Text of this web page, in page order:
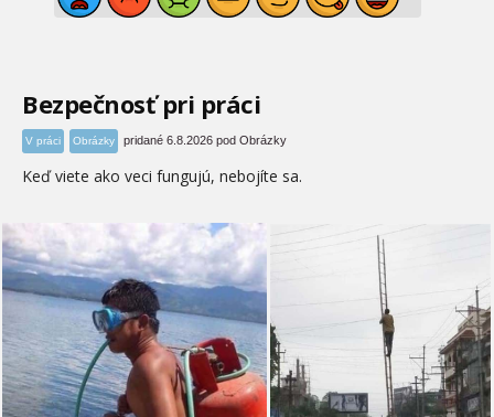
Bezpečnosť pri práci
V práci Obrázky pridané 6.8.2026 pod Obrázky
Keď viete ako veci fungujú, nebojíte sa.